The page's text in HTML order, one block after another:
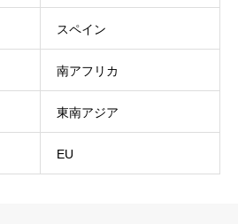
スペイン
南アフリカ
東南アジア
EU